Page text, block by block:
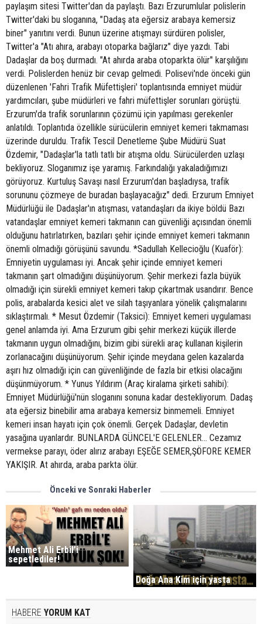
paylaşım sitesi Twitter'dan da paylaştı. Bazı Erzurumlular polislerin
Twitter'daki bu sloganına, "Dadaş ata eğersiz arabaya kemersiz
biner" yanıtını verdi. Bunun üzerine atışmayı sürdüren polisler,
Twitter'a "Atı ahıra, arabayı otoparka bağlarız" diye yazdı. Tabi
Dadaşlar da boş durmadı. "At ahırda araba otoparkta ölür" karşılığını
verdi. Polislerden henüz bir cevap gelmedi. Polisevi'nde önceki gün
düzenlenen 'Fahri Trafik Müfettişleri' toplantısında emniyet müdür
yardımcıları, şube müdürleri ve fahri müfettişler sorunları görüştü.
Erzurum'da trafik sorunlarının çözümü için yapılması gerekenler
anlatıldı. Toplantıda özellikle sürücülerin emniyet kemeri takmaması
üzerinde duruldu. Trafik Tescil Denetleme Şube Müdürü Suat
Özdemir, "Dadaşlar'la tatlı tatlı bir atışma oldu. Sürücülerden uzlaşı
bekliyoruz. Sloganımız işe yaramış. Farkındalığı yakaladığımızı
görüyoruz. Kurtuluş Savaşı nasıl Erzurum'dan başladıysa, trafik
sorununu çözmeye de buradan başlayacağız" dedi. Erzurum Emniyet
Müdürlüğü ile Dadaşlar'ın atışması, vatandaşları da ikiye böldü Bazı
vatandaşlar emniyet kemeri takmanın can güvenliği açısından önemli
olduğunu hatırlatırken, bazıları şehir içinde emniyet kemeri takmanın
önemli olmadığı görüşünü savundu. *Sadullah Kellecioğlu (Kuaför):
Emniyetin uygulaması iyi. Ancak şehir içinde emniyet kemeri
takmanın şart olmadığını düşünüyorum. Şehir merkezi fazla büyük
olmadığı için sürekli emniyet kemeri takıp çıkartmak usandırır. Bence
polis, arabalarda kesici alet ve silah taşıyanlara yönelik çalışmalarını
sıklaştırmalı. * Mesut Özdemir (Taksici): Emniyet kemeri uygulaması
genel anlamda iyi. Ama Erzurum gibi şehir merkezi küçük illerde
takmanın uygun olmadığını, bizim gibi sürekli araç kullanan kişilerin
zorlanacağını düşünüyorum. Şehir içinde meydana gelen kazalarda
aşırı hız olmadığı için can güvenliğinde de fazla bir etkisi olacağını
düşünmüyorum. * Yunus Yıldırım (Araç kiralama şirketi sahibi):
Emniyet Müdürlüğü'nün sloganını sonuna kadar destekliyorum. Dadaş
ata eğersiz binebilir ama arabaya kemersiz binmemeli. Emniyet
kemeri insan hayatı için çok önemli. Gerçek Dadaşlar, devletin
yasağına uyanlardır. BUNLARDA GÜNCEL'E GELENLER... Cezamız
vermekse parayı, öder alırız arabayı EŞEĞE SEMER,ŞÖFORE KEMER
YAKIŞIR. At ahırda, araba parkta ölür.
Önceki ve Sonraki Haberler
Mehmet Ali Erbil’i
sepetlediler!
Doğa Ana Kim için yasta
HABERE YORUM KAT